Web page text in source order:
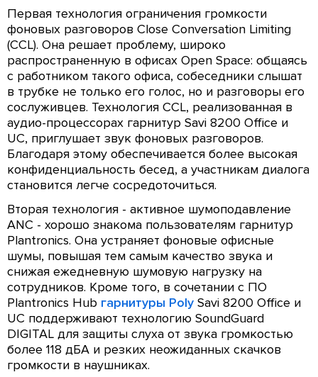
Первая технология ограничения громкости
фоновых разговоров Close Conversation Limiting
(CCL). Она решает проблему, широко
распространенную в офисах Open Space: общаясь
с работником такого офиса, собеседники слышат
в трубке не только его голос, но и разговоры его
сослуживцев. Технология CCL, реализованная в
аудио-процессорах гарнитур Savi 8200 Office и
UC, приглушает звук фоновых разговоров.
Благодаря этому обеспечивается более высокая
конфиденциальность бесед, а участникам диалога
становится легче сосредоточиться.
Вторая технология - активное шумоподавление
ANC - хорошо знакома пользователям гарнитур
Plantronics. Она устраняет фоновые офисные
шумы, повышая тем самым качество звука и
снижая ежедневную шумовую нагрузку на
сотрудников. Кроме того, в сочетании с ПО
Plantronics Hub гарнитуры Poly Savi 8200 Office и
UC поддерживают технологию SoundGuard
DIGITAL для защиты слуха от звука громкостью
более 118 дБА и резких неожиданных скачков
громкости в наушниках.